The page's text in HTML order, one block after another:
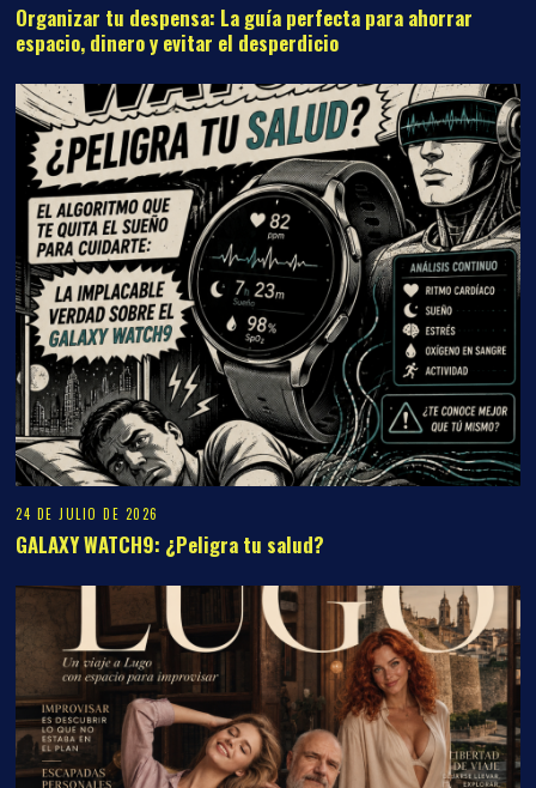
Organizar tu despensa: La guía perfecta para ahorrar
espacio, dinero y evitar el desperdicio
24 DE JULIO DE 2026
GALAXY WATCH9: ¿Peligra tu salud?